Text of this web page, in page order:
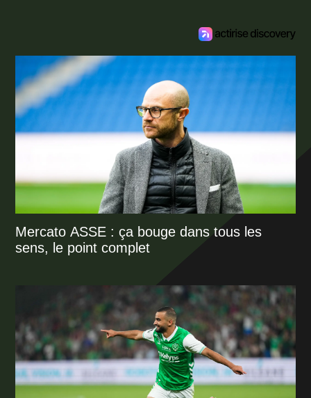
Mercato ASSE : ça bouge dans tous les
sens, le point complet